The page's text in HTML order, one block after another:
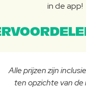
in de app!
Alle prijzen zijn
ten opzichte van de